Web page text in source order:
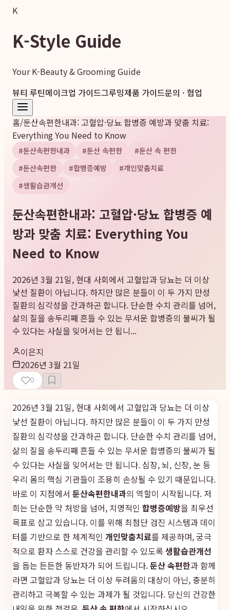
K
K-Style Guide
Your K-Beauty & Grooming Guide
뷰티 루틴메이크업 가이드그루밍제품 가이드문의 · 협업
홈/둔산속편한내과: 고혈압·당뇨 합병증 예방과 맞춤 치료:
Everything You Need to Know
#둔산속편한내과 #둔산 속편한 #둔산 속 편한
#둔산속편한 #합병증예방 #개인맞춤치료
#생활습관개선
둔산속편한내과: 고혈압·당뇨 합병증 예
방과 맞춤 치료: Everything You
Need to Know
2026년 3월 21일, 현대 사회에서 고혈압과 당뇨는 더 이상
낯선 질환이 아닙니다. 하지만 많은 분들이 이 두 가지 만성
질환의 심각성을 간과하곤 합니다. 단순한 수치 관리를 넘어,
삶의 질을 송두리째 흔들 수 있는 무서운 합병증의 불씨가 될
수 있다는 사실을 잊어서는 안 됩니...
이은지
2026년 3월 21일
0
2026년 3월 21일, 현대 사회에서 고혈압과 당뇨는 더 이상
낯선 질환이 아닙니다. 하지만 많은 분들이 이 두 가지 만성
질환의 심각성을 간과하곤 합니다. 단순한 수치 관리를 넘어,
삶의 질을 송두리째 흔들 수 있는 무서운 합병증의 불씨가 될
수 있다는 사실을 잊어서는 안 됩니다. 심장, 뇌, 신장, 눈 등
우리 몸의 핵심 기관들이 조용히 손상될 수 있기 때문입니다.
바로 이 지점에서 둔산속편한내과의 역할이 시작됩니다. 저
희는 단순한 약 처방을 넘어, 치명적인 합병증예방을 최우선
목표로 삼고 있습니다. 이를 위해 최첨단 검진 시스템과 데이
터를 기반으로 한 체계적인 개인맞춤치료를 제공하며, 궁극
적으로 환자 스스로 건강을 관리할 수 있도록 생활습관개선
을 돕는 든든한 동반자가 되어 드립니다.둔산 속편한과 함께
라면 고혈압과 당뇨는 더 이상 두려움의 대상이 아닌, 충분히
관리하고 극복할 수 있는 과제가 될 것입니다. 당신의 건강한